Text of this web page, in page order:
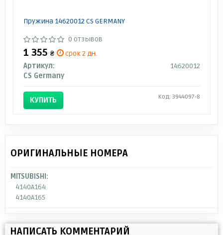
Пружина 14620012 CS GERMANY
0 отзывов
1 355 ₴
срок 2 дн.
Артикул:
14620012
CS Germany
КУПИТЬ Код: 3944097-8
ОРИГИНАЛЬНЫЕ НОМЕРА
MITSUBISHI:
4140A164
4140A165
НАПИСАТЬ КОММЕНТАРИЙ